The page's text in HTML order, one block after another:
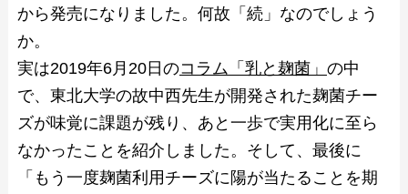
から発売になりました。何故「続」なのでしょう
か。
実は2019年6月20日のコラム「乳と麹菌」 の中
で、東北大学の故中西先生が開発された麹菌チー
ズが味覚に課題が残り、あと一歩で実用化に至ら
なかったことを紹介しました。そして、最後に
「もう一度麹菌利用チーズに陽が当たることを期